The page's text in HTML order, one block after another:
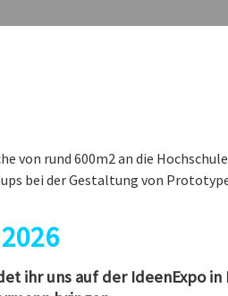
rund 600m2 an die
bei der Gestaltung von
ihr uns auf der IdeenExpo